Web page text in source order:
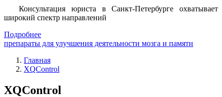
Консультация юриста в Санкт-Петербурге охватывает
широкий спектр направлений
Подробнее
препараты для улучшения деятельности мозга и памяти
Главная
XQControl
XQControl